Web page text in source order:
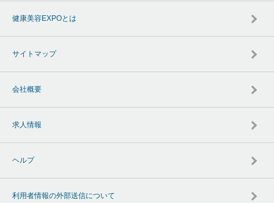
健康美容EXPOとは
サイトマップ
会社概要
求人情報
ヘルプ
利用者情報の外部送信について